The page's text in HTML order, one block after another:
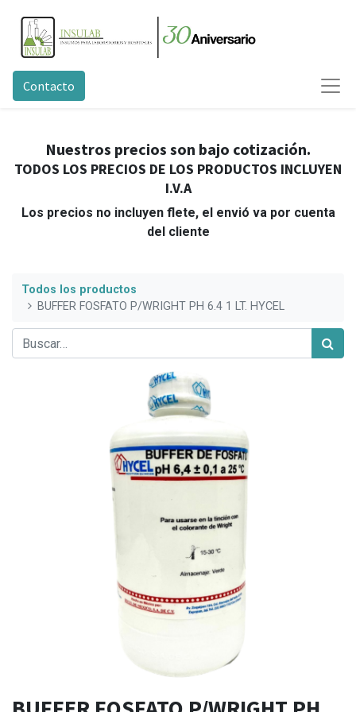
Contacto
Nuestros precios son bajo cotización.
TODOS LOS PRECIOS DE LOS PRODUCTOS INCLUYEN
I.V.A
Los precios no incluyen flete, el envió va por cuenta
del cliente
Todos los productos
BUFFER FOSFATO P/WRIGHT PH 6.4 1 LT. HYCEL